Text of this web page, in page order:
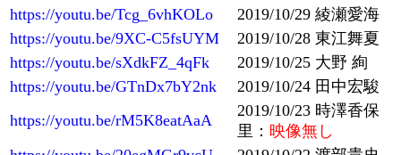
https://youtu.be/Tcg_6vhKOLo
2019/10/29 綾瀬愛海
https://youtu.be/9XC-C5fsUYM
2019/10/28 東江舞夏
https://youtu.be/sXdkFZ_4qFk
2019/10/25 大野 絢
https://youtu.be/GTnDx7bY2nk
2019/10/24 田中宏駿
https://youtu.be/rM5K8eatAaA
2019/10/23 時澤香保
里： 映像無し